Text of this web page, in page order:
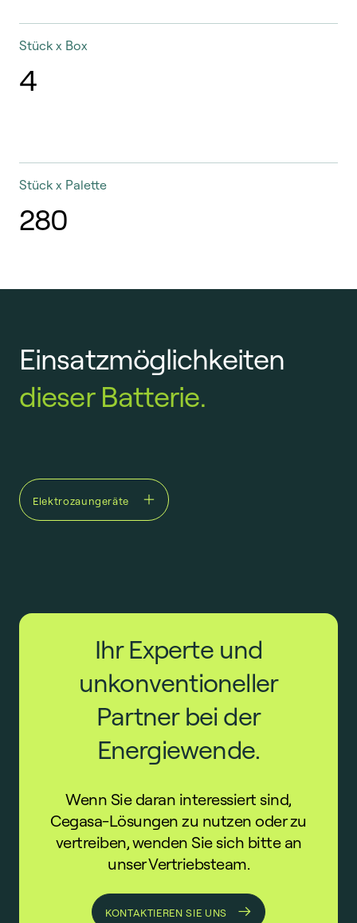
Stück x Box
4
Stück x Palette
280
Einsatzmöglichkeiten
dieser Batterie.
Elektrozaungeräte
Ihr Experte und
unkonventioneller
Partner bei der
Energiewende.
Wenn Sie daran interessiert sind,
Cegasa-Lösungen zu nutzen oder zu
vertreiben, wenden Sie sich bitte an
unser Vertriebsteam.
KONTAKTIEREN SIE UNS